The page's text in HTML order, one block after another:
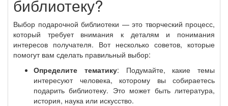
библиотеку?
Выбор подарочной библиотеки — это творческий процесс,
который требует внимания к деталям и понимания
интересов получателя. Вот несколько советов, которые
помогут вам сделать правильный выбор:
Определите тематику: Подумайте, какие темы
интересуют человека, которому вы собираетесь
подарить библиотеку. Это может быть литература,
история, наука или искусство.